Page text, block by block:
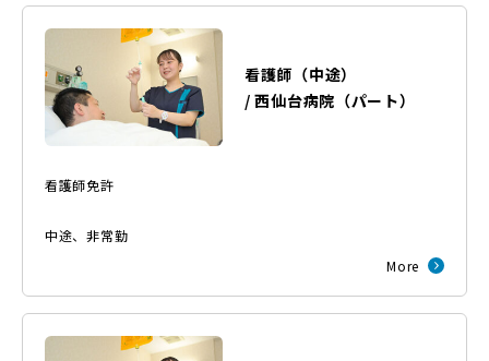
看護師（中途）
/西仙台病院 （パート）
看護師免許
中途、非常勤
More